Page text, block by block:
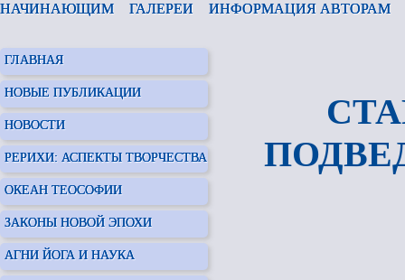
НАЧИНАЮЩИМ ГАЛЕРЕИ ИНФОРМАЦИЯ АВТОРАМ
ГЛАВНАЯ
НОВЫЕ ПУБЛИКАЦИИ
НОВОСТИ
РЕРИХИ: АСПЕКТЫ ТВОРЧЕСТВА
ОКЕАН ТЕОСОФИИ
ЗАКОНЫ НОВОЙ ЭПОХИ
АГНИ ЙОГА И НАУКА